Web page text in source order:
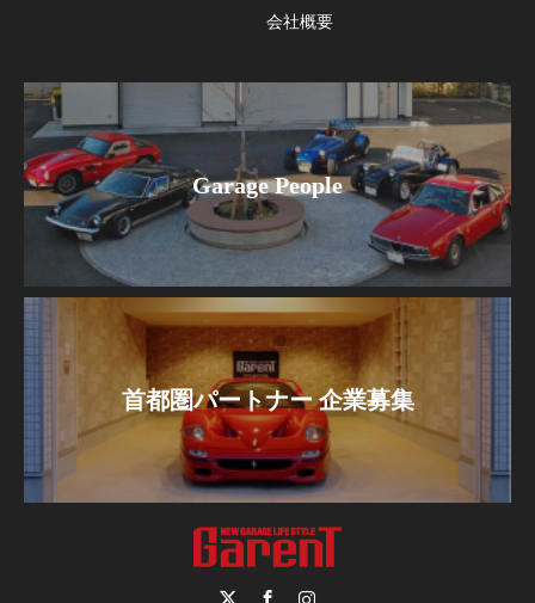
会社概要
Garage People
首都圏パートナー 企業募集